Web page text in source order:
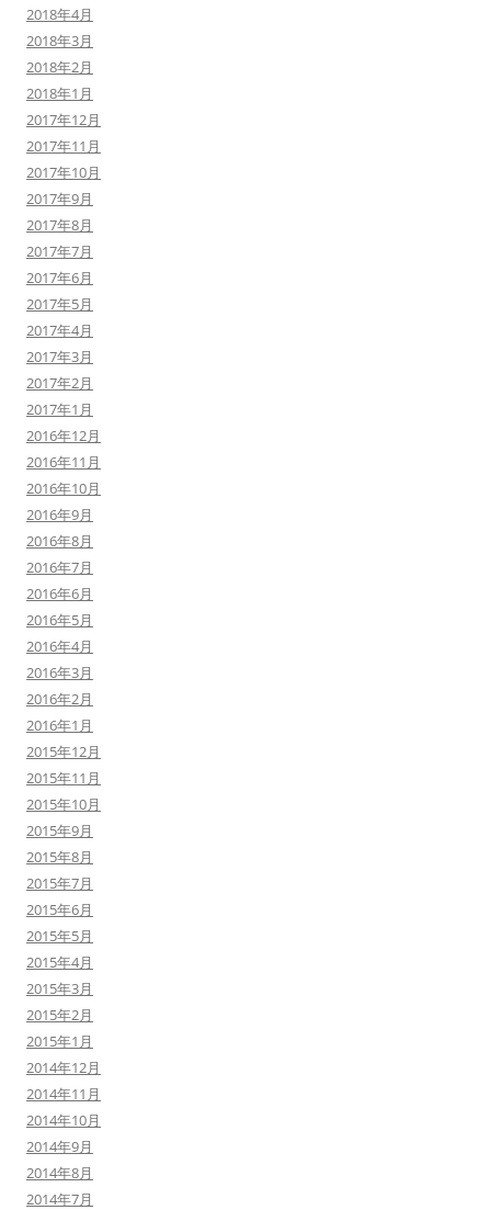
2018年4月
2018年3月
2018年2月
2018年1月
2017年12月
2017年11月
2017年10月
2017年9月
2017年8月
2017年7月
2017年6月
2017年5月
2017年4月
2017年3月
2017年2月
2017年1月
2016年12月
2016年11月
2016年10月
2016年9月
2016年8月
2016年7月
2016年6月
2016年5月
2016年4月
2016年3月
2016年2月
2016年1月
2015年12月
2015年11月
2015年10月
2015年9月
2015年8月
2015年7月
2015年6月
2015年5月
2015年4月
2015年3月
2015年2月
2015年1月
2014年12月
2014年11月
2014年10月
2014年9月
2014年8月
2014年7月